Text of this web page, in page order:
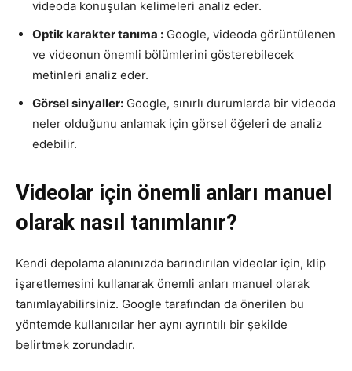
videoda konuşulan kelimeleri analiz eder.
Optik karakter tanıma : Google, videoda görüntülenen
ve videonun önemli bölümlerini gösterebilecek
metinleri analiz eder.
Görsel sinyaller: Google, sınırlı durumlarda bir videoda
neler olduğunu anlamak için görsel öğeleri de analiz
edebilir.
Videolar için önemli anları manuel
olarak nasıl tanımlanır?
Kendi depolama alanınızda barındırılan videolar için, klip
işaretlemesini kullanarak önemli anları manuel olarak
tanımlayabilirsiniz. Google tarafından da önerilen bu
yöntemde kullanıcılar her aynı ayrıntılı bir şekilde
belirtmek zorundadır.